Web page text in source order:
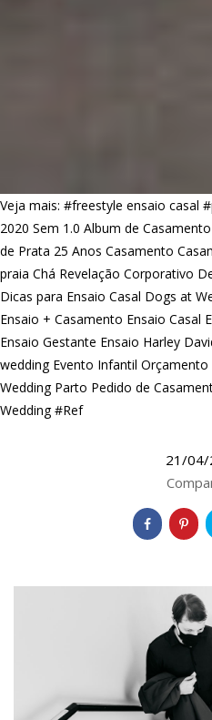
Veja mais: #freestyle ensaio casal
2020 Sem 1.0 Album de
de Prata 25 Anos Casamento
praia Chá Revelação Corporativo
Dicas para Ensaio Casal Dogs at
Ensaio + Casamento Ensaio Casal
Ensaio Gestante Ensaio Harley
wedding Evento Infantil Orçamento
Wedding Parto Pedido de
Wedding #Ref
21/04/